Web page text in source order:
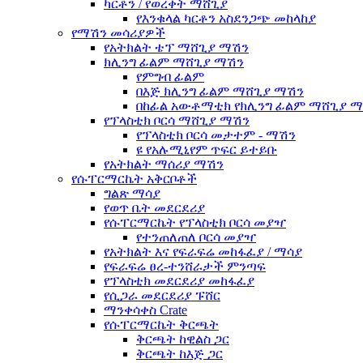
ካርቶን / የወረቀት ማሸጊያ
የእንቁላል ካርቶን አስደንጋጭ መከላከያ
የማሽን መሳሪያዎች
የአትክልት ቴፕ ማሸጊያ ማሽን
ክሊንግ ፊልም ማሸጊያ ማሽን
የምግብ ፊልም
በእጅ ክሊንግ ፊልም ማሸጊያ ማሽን
በከፊል አውቶማቲክ የክሊንግ ፊልም ማሸጊያ
የፕላስቲክ ቦርሳ ማሸጊያ ማሽን
የፕላስቲክ ቦርሳ መታተም - ማሽን
ዩ የአሉሚኒየም ጥፍር ይተይቡ
የአትክልት ማሰሪያ ማሽን
የሱፐርማርኬት አቅርቦቶች
ግልጽ ማሳያ
የወጥ ቤት መደርደሪያ
የሱፐርማርኬት የፕላስቲክ ቦርሳ መያዣ
የተንጠለጠለ ቦርሳ መያዣ
የአትክልት እና የፍራፍሬ መከፋፈያ / ማሳያ
የፍራፍሬ ፀረ-ተንሸራታች ምንጣፍ
የፕላስቲክ መደርደሪያ መከፋፈያ
የሲጋራ መደርደሪያ ፑሸር
ማንቀሳቀስ Crate
የሱፐርማርኬት ቅርጫት
ቅርጫት ከዊልስ ጋር
ቅርጫት ከእጅ ጋር